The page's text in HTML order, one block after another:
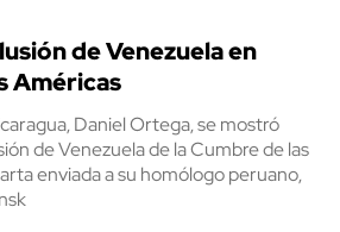
de Venezuela en
Américas
Daniel Ortega, se mostró
de Venezuela de la Cumbre de las
enviada a su homólogo peruano,